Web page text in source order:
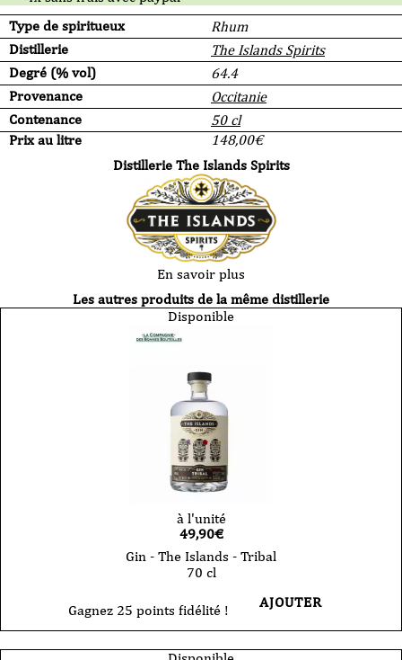
Type de spiritueux
Rhum
Distillerie
The Islands Spirits
Degré (% vol)
64.4
Provenance
Occitanie
Contenance
50 cl
Prix au litre
148,00€
Distillerie The Islands Spirits
En savoir plus
Les autres produits de la même distillerie
Disponible
à l'unité
49,90€
Gin - The Islands - Tribal
70 cl
Gagnez 25 points fidélité ! AJOUTER